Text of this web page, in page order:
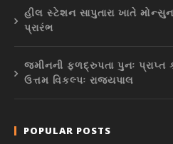
હીલ સ્ટેશન સાપુતારા ખાતે
પ્રારંભ
જમીનની ફળદ્રુપતા પુનઃ પ્રાપ્ત
ઉત્તમ વિકલ્પઃ રાજ્યપાલ
POPULAR POSTS